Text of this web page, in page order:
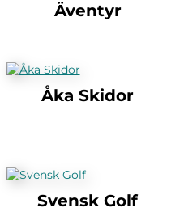
Äventyr
Åka Skidor
Svensk Golf